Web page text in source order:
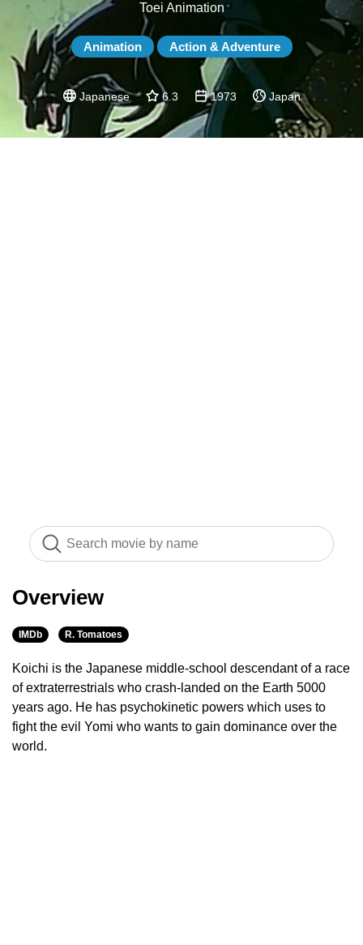
Toei Animation
Animation Action & Adventure
Japanese 6.3 1973 Japan
Overview
IMDb R. Tomatoes
Koichi is the Japanese middle-school descendant of a race
of extraterrestrials who crash-landed on the Earth 5000
years ago. He has psychokinetic powers which uses to
fight the evil Yomi who wants to gain dominance over the
world.